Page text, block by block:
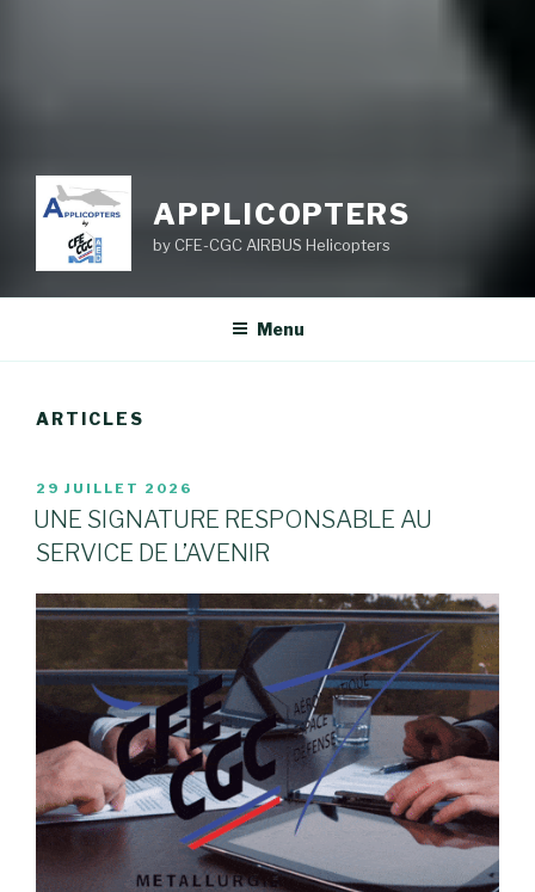
APPLICOPTERS
by CFE-CGC AIRBUS Helicopters
Menu
ARTICLES
PUBLIÉ
LE
29 JUILLET 2026
UNE SIGNATURE RESPONSABLE AU
SERVICE DE L’AVENIR